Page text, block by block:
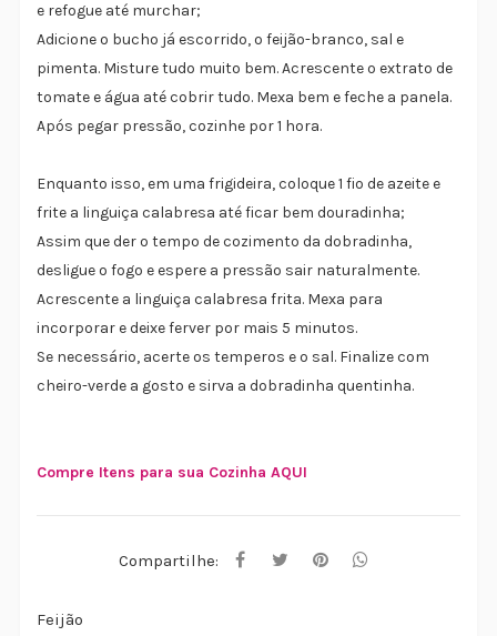
e refogue até murchar;
Adicione o bucho já escorrido, o feijão-branco, sal e
pimenta. Misture tudo muito bem. Acrescente o extrato de
tomate e água até cobrir tudo. Mexa bem e feche a panela.
Após pegar pressão, cozinhe por 1 hora.
Enquanto isso, em uma frigideira, coloque 1 fio de azeite e
frite a linguiça calabresa até ficar bem douradinha;
Assim que der o tempo de cozimento da dobradinha,
desligue o fogo e espere a pressão sair naturalmente.
Acrescente a linguiça calabresa frita. Mexa para
incorporar e deixe ferver por mais 5 minutos.
Se necessário, acerte os temperos e o sal. Finalize com
cheiro-verde a gosto e sirva a dobradinha quentinha.
Compre Itens para sua Cozinha AQUI
Compartilhe:
Feijão